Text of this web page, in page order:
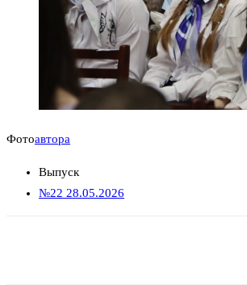
Фотоавтора
Выпуск
№22 28.05.2026